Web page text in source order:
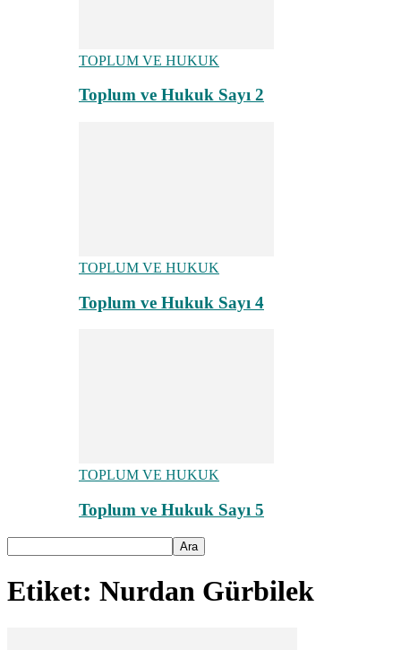
TOPLUM VE HUKUK
Toplum ve Hukuk Sayı 2
TOPLUM VE HUKUK
Toplum ve Hukuk Sayı 4
TOPLUM VE HUKUK
Toplum ve Hukuk Sayı 5
Etiket: Nurdan Gürbilek